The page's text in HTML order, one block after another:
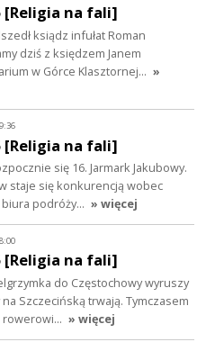
[Religia na fali]
ksiądz infułat Roman
dziś z księdzem Janem
w Górce Klasztornej… »
[Religia na fali]
się 16. Jarmark Jakubowy.
staje się konkurencją wobec
podróży… » więcej
[Religia na fali]
do Częstochowy wyruszy
Szczecińską trwają. Tymczasem
rowerowi… » więcej